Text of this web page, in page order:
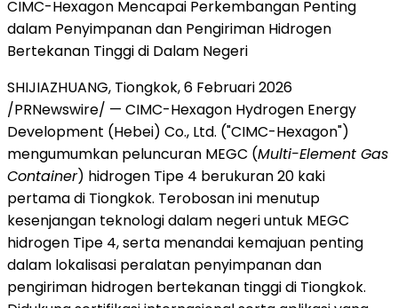
CIMC-Hexagon Mencapai Perkembangan Penting
dalam Penyimpanan dan Pengiriman Hidrogen
Bertekanan Tinggi di Dalam Negeri
SHIJIAZHUANG, Tiongkok, 6 Februari 2026
/PRNewswire/ — CIMC-Hexagon Hydrogen Energy
Development (Hebei) Co., Ltd. ("CIMC-Hexagon")
mengumumkan peluncuran MEGC (Multi-Element Gas
Container) hidrogen Tipe 4 berukuran 20 kaki
pertama di Tiongkok. Terobosan ini menutup
kesenjangan teknologi dalam negeri untuk MEGC
hidrogen Tipe 4, serta menandai kemajuan penting
dalam lokalisasi peralatan penyimpanan dan
pengiriman hidrogen bertekanan tinggi di Tiongkok.